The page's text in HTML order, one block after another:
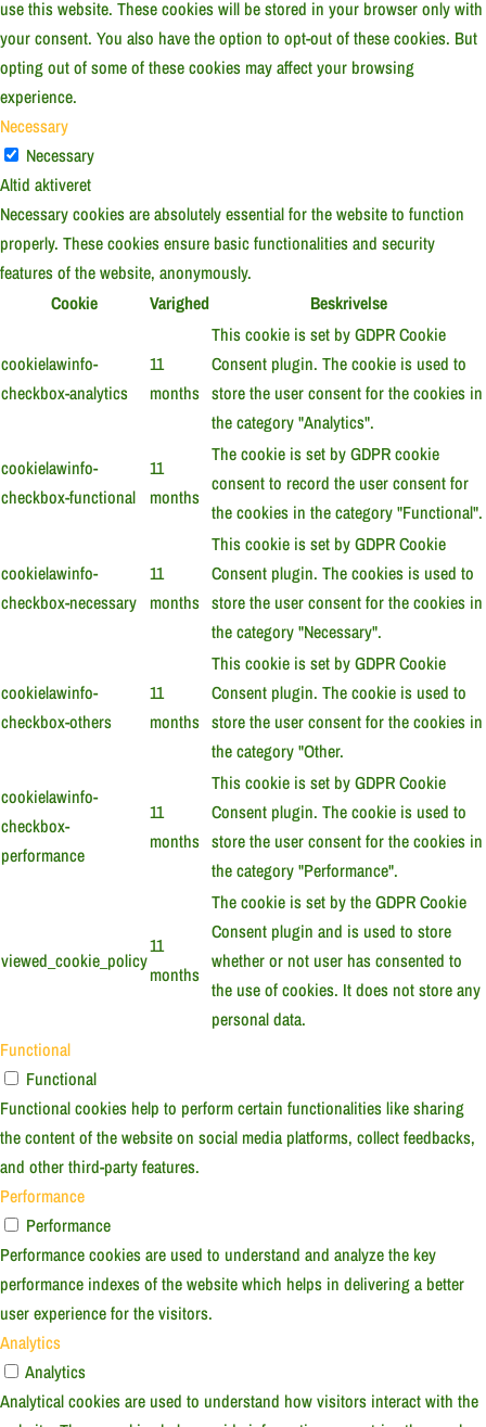
use this website. These cookies will be stored in your browser only with
your consent. You also have the option to opt-out of these cookies. But
opting out of some of these cookies may affect your browsing
experience.
Necessary
Necessary
Altid aktiveret
Necessary cookies are absolutely essential for the website to function
properly. These cookies ensure basic functionalities and security
features of the website, anonymously.
Cookie
Varighed Beskrivelse
cookielawinfo-
checkbox-analytics
11
months
This cookie is set by GDPR Cookie
Consent plugin. The cookie is used to
store the user consent for the cookies in
the category "Analytics".
cookielawinfo-
checkbox-functional
11
months
The cookie is set by GDPR cookie
consent to record the user consent for
the cookies in the category "Functional".
cookielawinfo-
checkbox-necessary
11
months
This cookie is set by GDPR Cookie
Consent plugin. The cookies is used to
store the user consent for the cookies in
the category "Necessary".
cookielawinfo-
checkbox-others
11
months
This cookie is set by GDPR Cookie
Consent plugin. The cookie is used to
store the user consent for the cookies in
the category "Other.
cookielawinfo-
checkbox-
performance
11
months
This cookie is set by GDPR Cookie
Consent plugin. The cookie is used to
store the user consent for the cookies in
the category "Performance".
viewed_cookie_policy
11
months
The cookie is set by the GDPR Cookie
Consent plugin and is used to store
whether or not user has consented to
the use of cookies. It does not store any
personal data.
Functional
Functional
Functional cookies help to perform certain functionalities like sharing
the content of the website on social media platforms, collect feedbacks,
and other third-party features.
Performance
Performance
Performance cookies are used to understand and analyze the key
performance indexes of the website which helps in delivering a better
user experience for the visitors.
Analytics
Analytics
Analytical cookies are used to understand how visitors interact with the